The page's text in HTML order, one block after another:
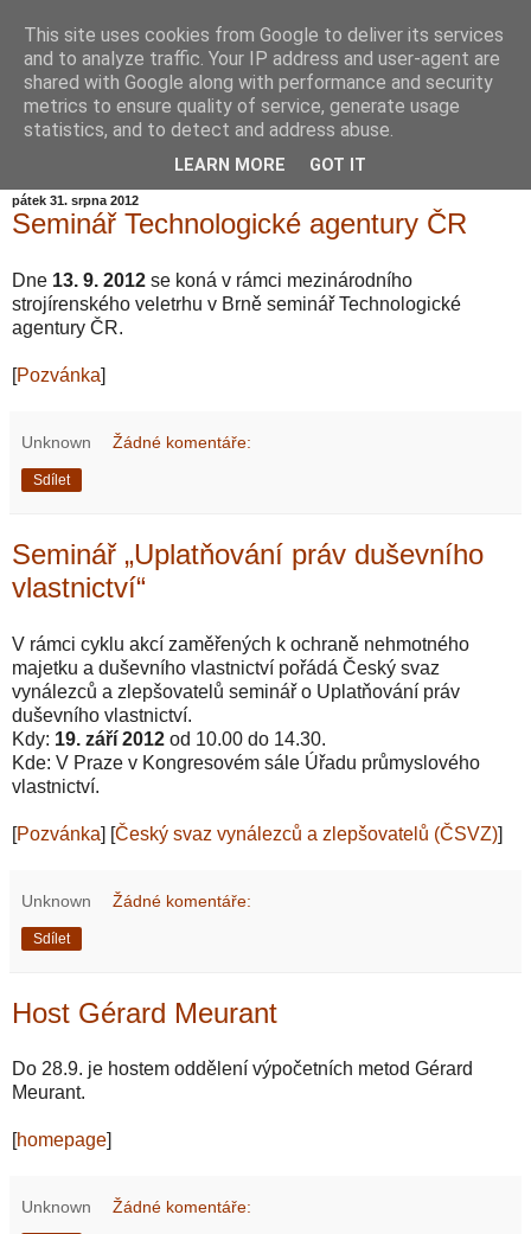
Informační zátiší
Blog Ústavu informatiky Akademie věd České republiky,
pátek 31. srpna 2012
Seminář Technologické agentury ČR
Dne 13. 9. 2012 se koná v rámci mezinárodního
strojírenského veletrhu v Brně seminář Technologické
agentury ČR.
[Pozvánka]
Unknown Žádné komentáře:
Sdílet
Seminář „Uplatňování práv duševního
vlastnictví“
V rámci cyklu akcí zaměřených k ochraně nehmotného
majetku a duševního vlastnictví pořádá Český svaz
vynálezců a zlepšovatelů seminář o Uplatňování práv
duševního vlastnictví.
Kdy: 19. září 2012 od 10.00 do 14.30.
Kde: V Praze v Kongresovém sále Úřadu průmyslového
vlastnictví.
[Pozvánka] [Český svaz vynálezců a zlepšovatelů (ČSVZ)]
Unknown Žádné komentáře:
Sdílet
Host Gérard Meurant
Do 28.9. je hostem oddělení výpočetních metod Gérard
Meurant.
[homepage]
Unknown Žádné komentáře:
This site uses cookies from Google to deliver its services
and to analyze traffic. Your IP address and user-agent are
shared with Google along with performance and security
metrics to ensure quality of service, generate usage
statistics, and to detect and address abuse.
LEARN MORE GOT IT